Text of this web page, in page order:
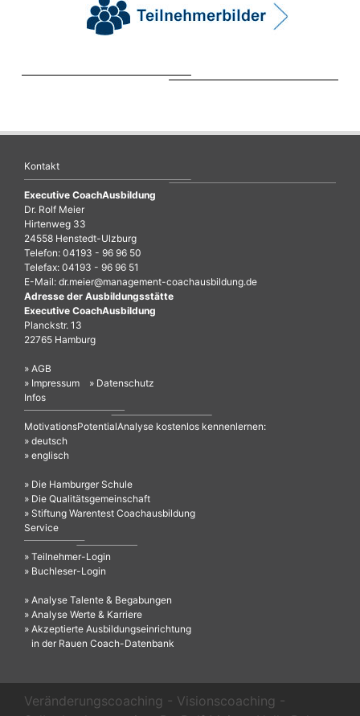
Kontakt
Executive CoachAusbildung
Dr. Rolf Meier
Hirtenweg 33
24558 Henstedt-Ulzburg
Telefon: 04193 - 96 96 50
Telefax: 04193 - 96 96 51
E-Mail: dr.meier@management-coachausbildung.de
Adresse der Ausbildungsstätte
Executive CoachAusbildung
Planckstr. 13
22765 Hamburg
» AGB
» Impressum
» Datenschutz
Infos
MotivationsPotentialAnalyse kostenlos kennenlernen:
» deutsch
» englisch
» Die Hamburger Schule
» Die Qualitätsgemeinschaft
» Stiftung Warentest Coachausbildung
Service
» Teilnehmer-Login
» Buchleser-Login
» Analyse Talente & Begabungen
» Analyse Werte & Karriere
» Akzeptierte Ausbildungseinrichtung
in der Rauen Coach-Datenbank
Veränderungscoaching - Visionscoaching -